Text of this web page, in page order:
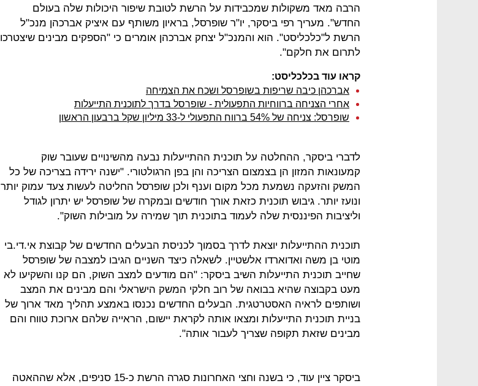
הרבה מאד משקולות שמכבידות על הרשת לטובת שיפור היכולות שלה בעולם
החדש". מעריך רפי ביסקר, יו"ר שופרסל, בראיון משותף עם איציק אברכהן מנכ"ל
הרשת ל"כלכליסט". הוא והמנכ"ל יצחק אברכהן אומרים כי "הספקים מבינים שיצטרכו
לתרום את חלקם".
קראו עוד בכלכליסט:
אברכהן כיבה שריפות בשופרסל ושכח את הצמיחה
אחרי הצניחה ברווחיות התפעולית - שופרסל בדרך לתוכנית התייעלות
שופרסל: צניחה של 54% ברווח התפעולי ל-33 מיליון שקל ברבעון הראשון
לדברי ביסקר, ההחלטה על תוכנית ההתייעלות נבעה מהשינויים שעובר שוק
קמעונאות המזון הן בצמצום הצריכה והן בפן הרגולטורי. "ישנה ירידה בצריכה של כל
המשק והזעקה נשמעת מכל מקום וענף ולכן שופרסל החליטה לעשות צעד עמוק יותר
ונועז יותר. גיבוש תוכנית כזאת אורך חודשים ובמקרה של שופרסל יש יתרון לגודל
וליציבות הפיננסית שלה לעמוד בתוכנית תוך שמירה על מובילות השוק".
תוכנית ההתייעלות יוצאת לדרך בסמוך לכניסת הבעלים החדשים של קבוצת אי.די.בי
מוטי בן משה ואדוארדו אלשטיין. לשאלה כיצד השניים הגיבו למצבה של שופרסל
שחייב תוכנית התייעלות השיב ביסקר: "הם מודעים למצב השוק, הם קנו והשקיעו לא
מעט בקבוצה שהיא בבואה של רוב חלקי המשק הישראלי והם מבינים את המצב
ושותפים לראיה האסטרטגית. הבעלים החדשים נכנסו באמצע תהליך מאד ארוך של
בניית תוכנית התייעלות ומצאו אותה לקראת יישום, הראייה שלהם ארוכת טווח והם
מבינים שזאת תקופה שצריך לעבור אותה".
ביסקר ציין עוד, כי בשנה וחצי האחרונות סגרה הרשת כ-15 סניפים, אלא שההאטה